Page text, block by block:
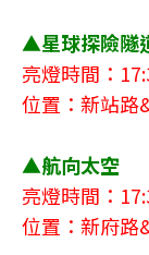
▲星球探險隧
亮燈時間：
位置：新站路
▲航向太空
亮燈時間：
位置：新府路